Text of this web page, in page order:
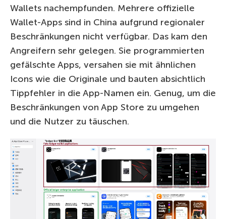
Wallets nachempfunden. Mehrere offizielle
Wallet-Apps sind in China aufgrund regionaler
Beschränkungen nicht verfügbar. Das kam den
Angreifern sehr gelegen. Sie programmierten
gefälschte Apps, versahen sie mit ähnlichen
Icons wie die Originale und bauten absichtlich
Tippfehler in die App-Namen ein. Genug, um die
Beschränkungen von App Store zu umgehen
und die Nutzer zu täuschen.